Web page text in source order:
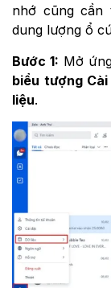
nhớ cũng cần
dung lượng ổ
Bước 1: Mở
biểu tượng
liệu.